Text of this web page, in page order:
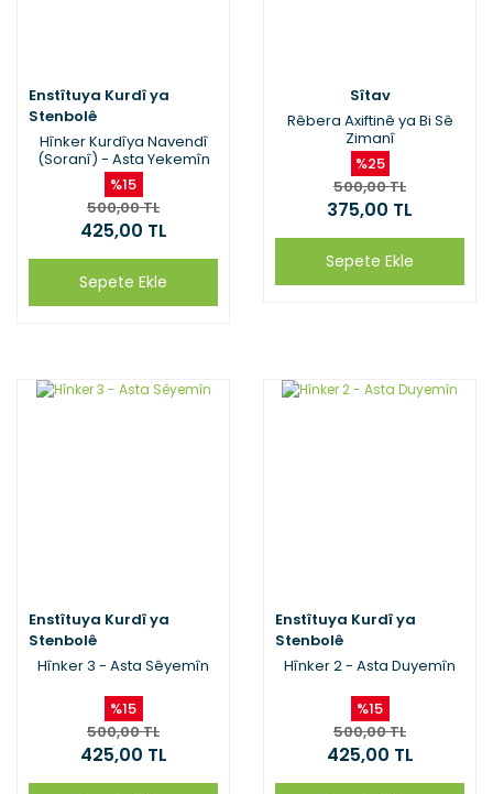
Enstîtuya Kurdî ya
Stenbolê
Hînker Kurdîya Navendî
(Soranî) - Asta Yekemîn
%15
500,00 TL
425,00 TL
Sepete Ekle
Sîtav
Rêbera Axiftinê ya Bi Sê
Zimanî
%25
500,00 TL
375,00 TL
Sepete Ekle
Enstîtuya Kurdî ya
Stenbolê
Hînker 3 - Asta Sêyemîn
%15
500,00 TL
425,00 TL
Enstîtuya Kurdî ya
Stenbolê
Hînker 2 - Asta Duyemîn
%15
500,00 TL
425,00 TL